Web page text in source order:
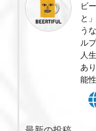
ビ
と
う
ル
人
あ
能